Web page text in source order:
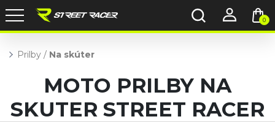
0
Prilby / Na skúter
MOTO PRILBY NA
SKUTER STREET RACER